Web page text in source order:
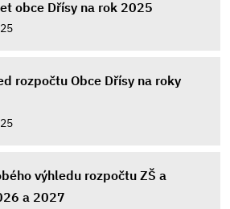
obce Dřísy na rok 2025
rozpočtu Obce Dřísy na roky
výhledu rozpočtu ZŠ a
a 2027